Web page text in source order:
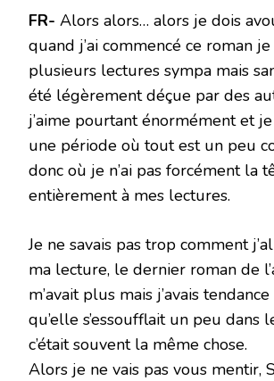
FR- Alors alors… alors je dois
quand j’ai commencé ce roman
plusieurs lectures sympa mais
été légèrement déçue par des
j’aime pourtant énormément et
une période où tout est un peu
donc où je n’ai pas forcément la
entièrement à mes lectures.
Je ne savais pas trop comment
ma lecture, le dernier roman de
m’avait plus mais j’avais
qu’elle s’essoufflait un peu dans
c’était souvent la même chose.
Alors je ne vais pas vous mentir,